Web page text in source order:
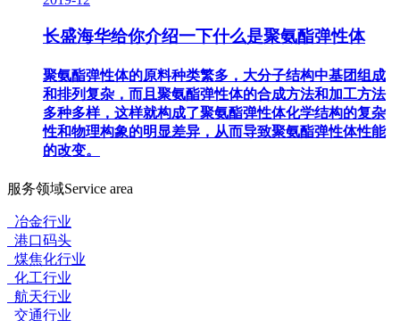
长盛海华给你介绍一下什么是聚氨酯弹性体
聚氨酯弹性体的原料种类繁多，大分子结构中基团组成
和排列复杂，而且聚氨酯弹性体的合成方法和加工方法
多种多样，这样就构成了聚氨酯弹性体化学结构的复杂
性和物理构象的明显差异，从而导致聚氨酯弹性体性能
的改变。
服务领域Service area
冶金行业
港口码头
煤焦化行业
化工行业
航天行业
交通行业